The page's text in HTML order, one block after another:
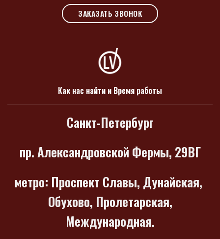
ЗАКАЗАТЬ ЗВОНОК
Как нас найти и Время работы
Санкт-Петербург
пр. Александровской Фермы, 29ВГ
метро: Проспект Славы, Дунайская,
Обухово, Пролетарская,
Международная.